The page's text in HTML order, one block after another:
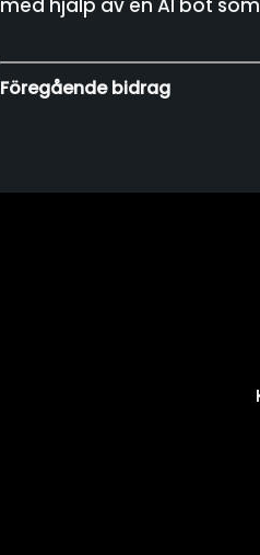
med hjälp av en AI bot
Föregående bidrag